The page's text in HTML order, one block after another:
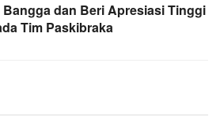
dan Beri Apresiasi Tinggi
Tim Paskibraka